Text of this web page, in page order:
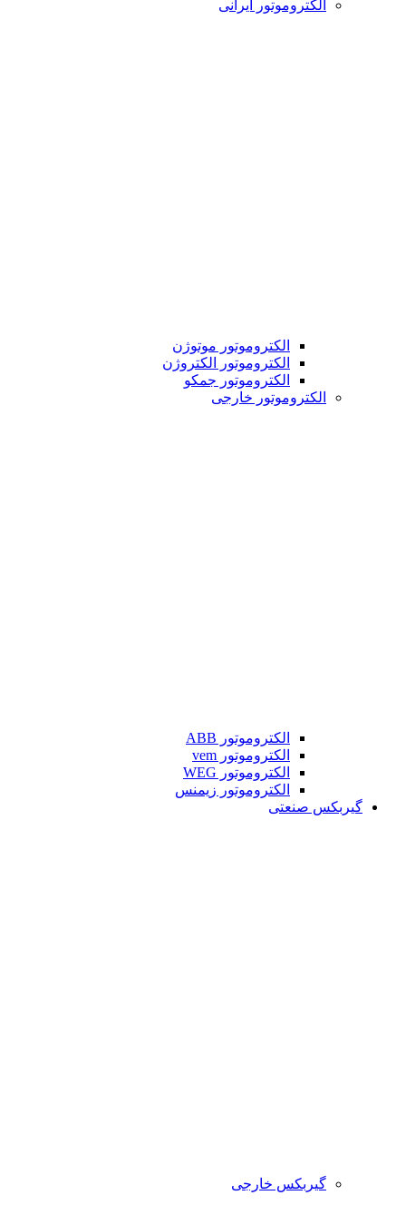
الکتروموتور ایرانی
الکتروموتور موتوژن
الکتروموتور الکتروژن
الکتروموتور جمکو
الکتروموتور خارجی
الکتروموتور ABB
الکتروموتور vem
الکتروموتور WEG
الکتروموتور زیمنس
گیربکس صنعتی
گیربکس خارجی